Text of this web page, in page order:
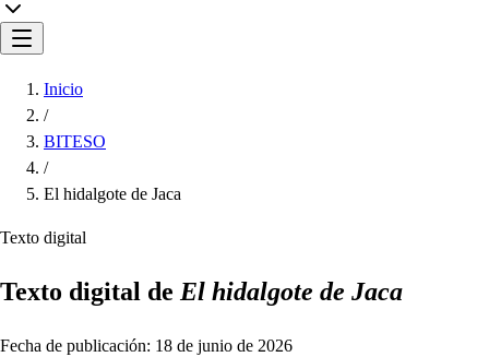
Inicio
/
BITESO
/
El hidalgote de Jaca
Texto digital
Texto digital de El hidalgote de Jaca
Fecha de publicación: 18 de junio de 2026